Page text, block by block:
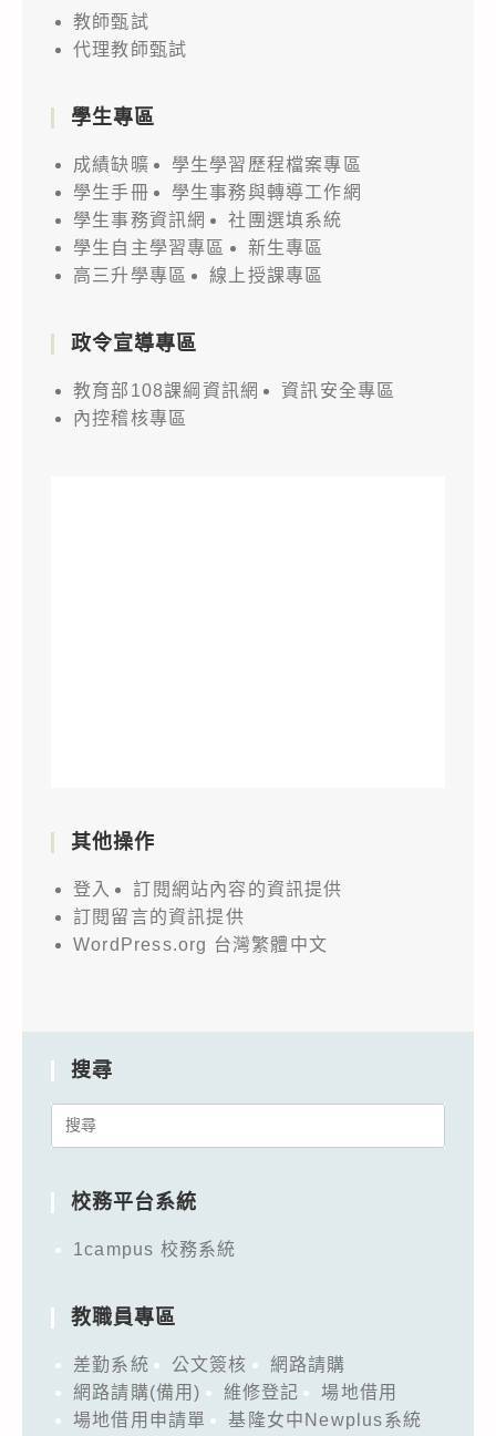
教師甄試
代理教師甄試
學生專區
成績缺曠
學生學習歷程檔案專區
學生手冊
學生事務與轉導工作網
學生事務資訊網
社團選填系統
學生自主學習專區
新生專區
高三升學專區
線上授課專區
政令宣導專區
教育部108課綱資訊網
資訊安全專區
內控稽核專區
其他操作
登入
訂閱網站內容的資訊提供
訂閱留言的資訊提供
WordPress.org 台灣繁體中文
搜尋
Search
校務平台系統
1campus 校務系統
教職員專區
差勤系統 公文簽核
網路請購
網路請購(備用)
維修登記
場地借用
場地借用申請單
基隆女中Newplus系統